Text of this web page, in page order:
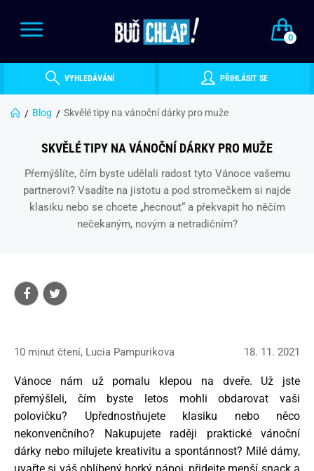
0
VYHLEDÁVÁNÍ PŘIHLÁSIT SE
Blog Skvělé tipy na vánoční dárky pro muže
SKVĚLÉ TIPY NA VÁNOČNÍ DÁRKY PRO MUŽE
Přemýšlíte, čím byste udělali radost tyto Vánoce vašemu
partnerovi? Vsadíte na jistotu a pod stromečkem si najde
klasiku nebo se chcete „hecnout“ a překvapit ho něčím
nečekaným, novým a netradičním?
10 minut čtení, Lucia Pampurikova 18. 11. 2021
Vánoce nám už pomalu klepou na dveře. Už jste
přemýšleli, čím byste letos mohli obdarovat vaši
polovičku? Upřednostňujete klasiku nebo něco
nekonvenčního? Nakupujete raději praktické vánoční
dárky nebo milujete kreativitu a spontánnost? Milé dámy,